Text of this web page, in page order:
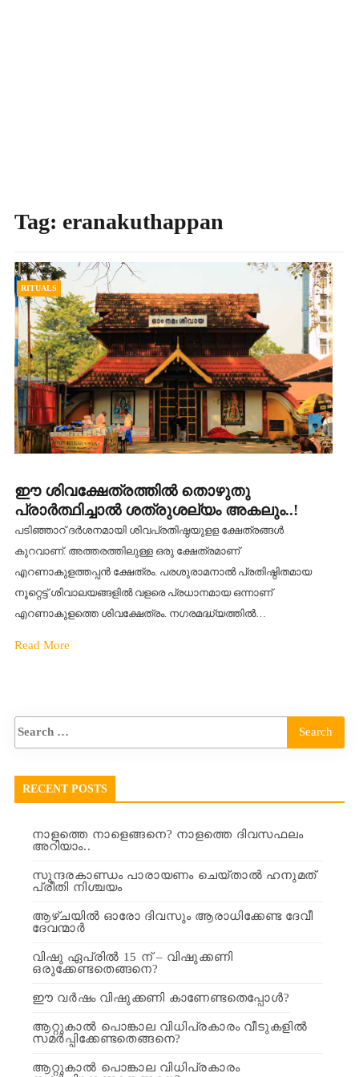
Tag: eranakuthappan
RITUALS
ഈ ശിവക്ഷേത്രത്തിൽ തൊഴുതു
പ്രാർത്ഥിച്ചാൽ ശത്രുശല്യം അകലും..!
പടിഞ്ഞാറ് ദർശനമായി ശിവപ്രതിഷ്ഠയുളള ക്ഷേത്രങ്ങൾ
കുറവാണ്. അത്തരത്തിലുള്ള ഒരു ക്ഷേത്രമാണ്
എറണാകുളത്തപ്പൻ ക്ഷേത്രം. പരശുരാമനാൽ പ്രതിഷ്ഠിതമായ
നൂറ്റെട്ട് ശിവാലയങ്ങളിൽ വളരെ പ്രധാനമായ ഒന്നാണ്
എറണാകുളത്തെ ശിവക്ഷേത്രം. നഗരമദ്ധ്യത്തിൽ…
Read More
RECENT POSTS
നാളത്തെ നാളെങ്ങനെ? നാളത്തെ ദിവസഫലം
അറിയാം..
സുന്ദരകാണ്ഡം പാരായണം ചെയ്താൽ ഹനുമത്
പ്രീതി നിശ്ചയം
ആഴ്ചയിൽ ഓരോ ദിവസും ആരാധിക്കേണ്ട ദേവീ
ദേവന്മാർ
വിഷു ഏപ്രിൽ 15 ന് – വിഷുക്കണി
ഒരുക്കേണ്ടതെങ്ങനെ?
ഈ വർഷം വിഷുക്കണി കാണേണ്ടതെപ്പോൾ?
ആറ്റുകാൽ പൊങ്കാല വിധിപ്രകാരം വീടുകളിൽ
സമർപ്പിക്കേണ്ടതെങ്ങനെ?
ആറ്റുകാൽ പൊങ്കാല വിധിപ്രകാരം